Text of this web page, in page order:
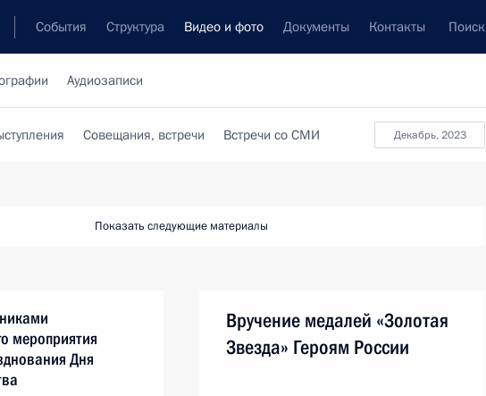
События Структура Видео и фото Документы Контакты Поиск
Аудиозаписи
декабрь, 2023
Совещания, встречи Встречи со СМИ
Показать следующие материалы
мероприятия
Дня
Вручение медалей «Золотая
Звезда» Героям России